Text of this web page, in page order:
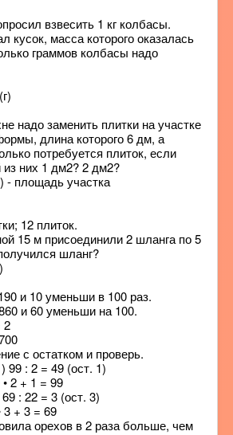
взвесить 1 кг колбасы.
кусок, масса которого оказалась
граммов колбасы надо
надо заменить плитки на участке
длина которого 6 дм, а
потребуется плиток, если
них 1 дм2? 2 дм2?
- площадь участка
12 плиток.
15 м присоединили 2 шланга по 5
шланг?
и 10 уменьши в 100 раз.
и 60 уменьши на 100.
2
с остатком и проверь.
99 : 2 = 49 (ост. 1)
2 + 1 = 99
: 22 = 3 (ост. 3)
3 + 3 = 69
орехов в 2 раза больше, чем